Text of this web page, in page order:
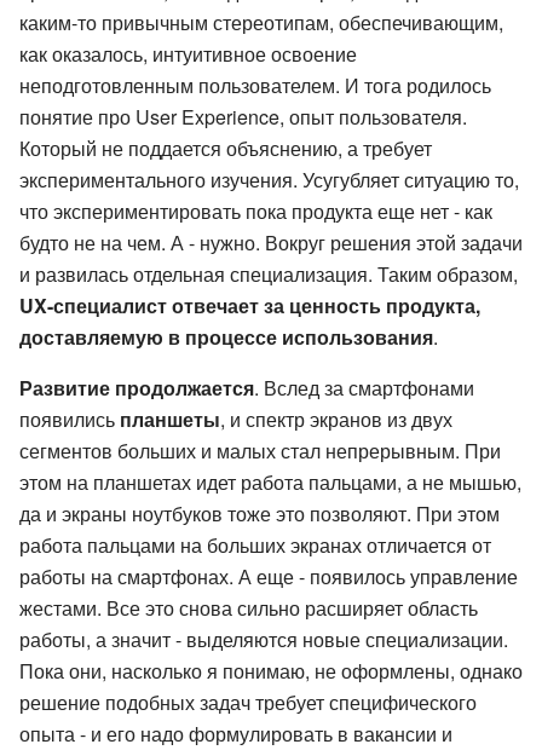
каким-то привычным стереотипам, обеспечивающим,
как оказалось, интуитивное освоение
неподготовленным пользователем. И тога родилось
понятие про User Experience, опыт пользователя.
Который не поддается объяснению, а требует
экспериментального изучения. Усугубляет ситуацию то,
что экспериментировать пока продукта еще нет - как
будто не на чем. А - нужно. Вокруг решения этой задачи
и развилась отдельная специализация. Таким образом,
UX-специалист отвечает за ценность продукта,
доставляемую в процессе использования.
Развитие продолжается. Вслед за смартфонами
появились планшеты, и спектр экранов из двух
сегментов больших и малых стал непрерывным. При
этом на планшетах идет работа пальцами, а не мышью,
да и экраны ноутбуков тоже это позволяют. При этом
работа пальцами на больших экранах отличается от
работы на смартфонах. А еще - появилось управление
жестами. Все это снова сильно расширяет область
работы, а значит - выделяются новые специализации.
Пока они, насколько я понимаю, не оформлены, однако
решение подобных задач требует специфического
опыта - и его надо формулировать в вакансии и